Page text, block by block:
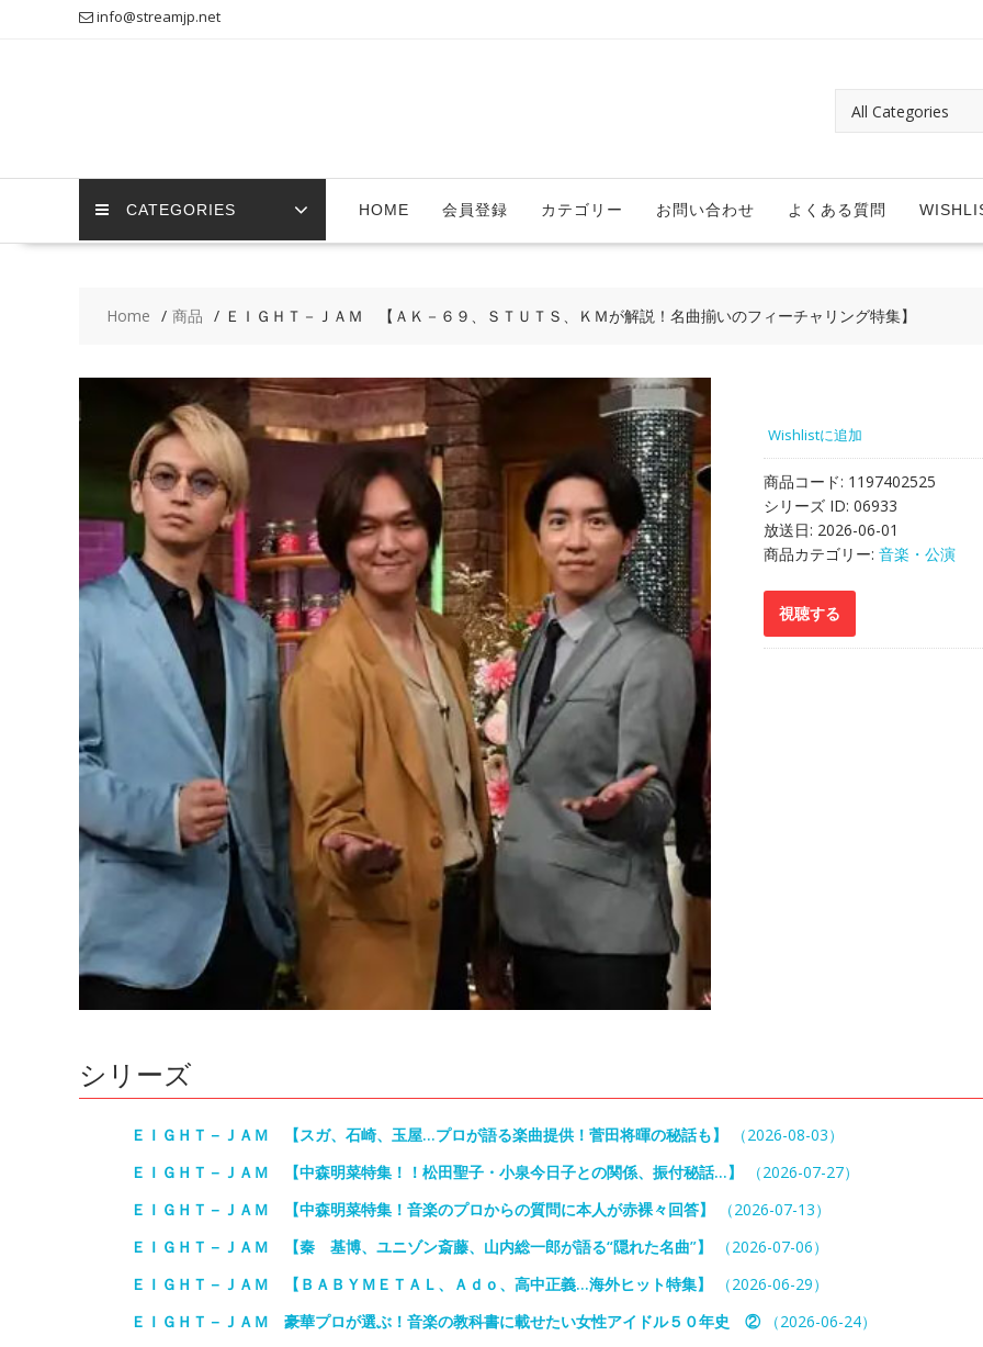
info@streamjp.net
CATEGORIES HOME 会員登録 カテゴリー お問い合わせ よくある質問
Home 商品 ＥＩＧＨＴ－ＪＡＭ 【ＡＫ－６９、ＳＴＵＴＳ、ＫＭが解説！名曲揃いのフィーチャリング特集】
Wishlistに追加
商品コード: 1197402525
シリーズ ID: 06933
放送日: 2026-06-01
商品カテゴリー: 音楽・公演
シリーズ
ＥＩＧＨＴ－ＪＡＭ 【スガ、石崎、玉屋…プロが語る楽曲提供！菅田将暉の秘話も】
（2026-08-03）
ＥＩＧＨＴ－ＪＡＭ 【中森明菜特集！！松田聖子・小泉今日子との関係、振付秘話…】
（2026-07-27）
ＥＩＧＨＴ－ＪＡＭ 【中森明菜特集！音楽のプロからの質問に本人が赤裸々回答】
（2026-07-13）
ＥＩＧＨＴ－ＪＡＭ 【秦 基博、ユニゾン斎藤、山内総一郎が語る“隠れた名曲”】
（2026-07-06）
ＥＩＧＨＴ－ＪＡＭ 【ＢＡＢＹＭＥＴＡＬ、Ａｄｏ、高中正義…海外ヒット特集】
（2026-06-29）
ＥＩＧＨＴ－ＪＡＭ 豪華プロが選ぶ！音楽の教科書に載せたい女性アイドル５０年史 ②（2026-06-24）